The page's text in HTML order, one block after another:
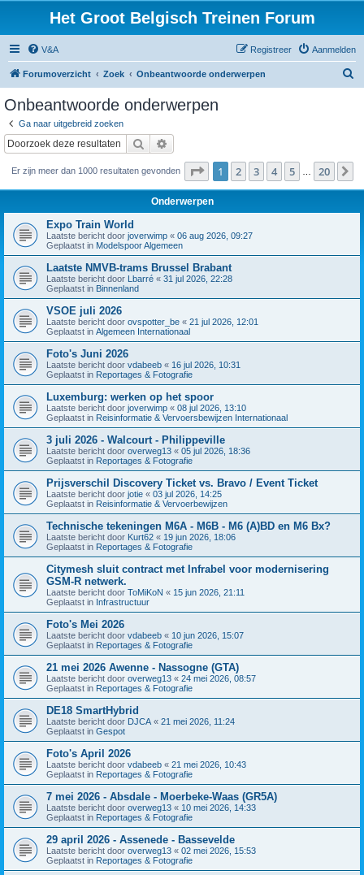
Het Groot Belgisch Treinen Forum
V&A Aanmelden
Registreer
Forumoverzicht Zoek Onbeantwoorde onderwerpen
Onbeantwoorde onderwerpen
Ga naar uitgebreid zoeken
Zoek
Er zijn meer dan 1000 resultaten gevonden Pagina van 20
1 2 3 4 5 20
Onderwerpen
Expo Train World
Laatste bericht door joverwimp « 06 aug 2026, 09:27
Geplaatst in Modelspoor Algemeen
Laatste NMVB-trams Brussel Brabant
Laatste bericht door Lbarré « 31 jul 2026, 22:28
Geplaatst in Binnenland
VSOE juli 2026
Laatste bericht door ovspotter_be « 21 jul 2026, 12:01
Geplaatst in Algemeen Internationaal
Foto's Juni 2026
Laatste bericht door vdabeeb « 16 jul 2026, 10:31
Geplaatst in Reportages & Fotografie
Luxemburg: werken op het spoor
Laatste bericht door joverwimp « 08 jul 2026, 13:10
Geplaatst in Reisinformatie & Vervoersbewijzen Internationaal
3 juli 2026 - Walcourt - Philippeville
Laatste bericht door overweg13 « 05 jul 2026, 18:36
Geplaatst in Reportages & Fotografie
Prijsverschil Discovery Ticket vs. Bravo / Event Ticket
Laatste bericht door jotie « 03 jul 2026, 14:25
Geplaatst in Reisinformatie & Vervoerbewijzen
Technische tekeningen M6A - M6B - M6 (A)BD en M6 Bx?
Laatste bericht door Kurt62 « 19 jun 2026, 18:06
Geplaatst in Reportages & Fotografie
Citymesh sluit contract met Infrabel voor modernisering
GSM-R netwerk.
Laatste bericht door ToMiKoN « 15 jun 2026, 21:11
Geplaatst in Infrastructuur
Foto's Mei 2026
Laatste bericht door vdabeeb « 10 jun 2026, 15:07
Geplaatst in Reportages & Fotografie
21 mei 2026 Awenne - Nassogne (GTA)
Laatste bericht door overweg13 « 24 mei 2026, 08:57
Geplaatst in Reportages & Fotografie
DE18 SmartHybrid
Laatste bericht door DJCA « 21 mei 2026, 11:24
Geplaatst in Gespot
Foto's April 2026
Laatste bericht door vdabeeb « 21 mei 2026, 10:43
Geplaatst in Reportages & Fotografie
7 mei 2026 - Absdale - Moerbeke-Waas (GR5A)
Laatste bericht door overweg13 « 10 mei 2026, 14:33
Geplaatst in Reportages & Fotografie
29 april 2026 - Assenede - Bassevelde
Laatste bericht door overweg13 « 02 mei 2026, 15:53
Geplaatst in Reportages & Fotografie